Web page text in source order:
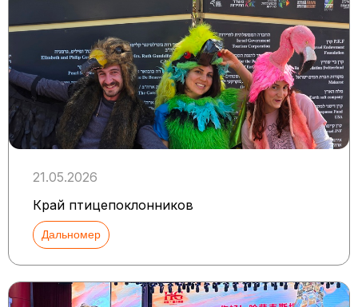
21.05.2026
Край птицепоклонников
Дальномер